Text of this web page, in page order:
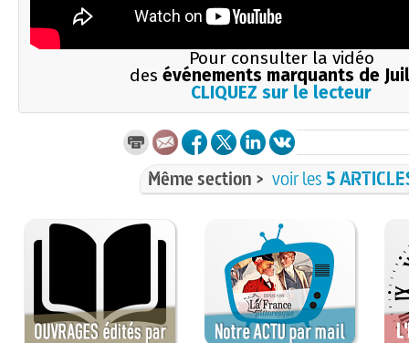
Pour consulter la vidéo
des événements marquants de
CLIQUEZ sur le lecteur
Même section > voir les 5